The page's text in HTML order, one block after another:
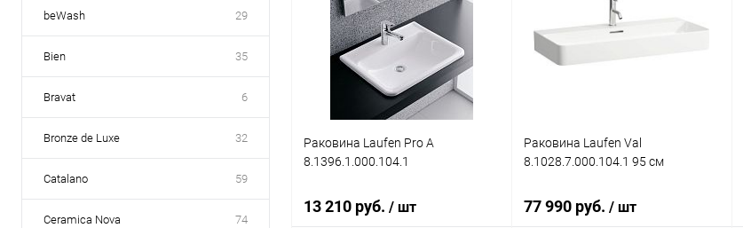
beWash 29
Bien 35
Bravat 6
Bronze de Luxe 32
Catalano 59
Ceramica Nova 74
Купить в 1 клик
В избранное Под заказ
Купить в 1 клик
В избранное
Раковина Laufen Pro A
8.1396.1.000.104.1
13 210 руб. / шт
Раковина Laufen Val
8.1028.7.000.104.1 95 см
77 990 руб. / шт